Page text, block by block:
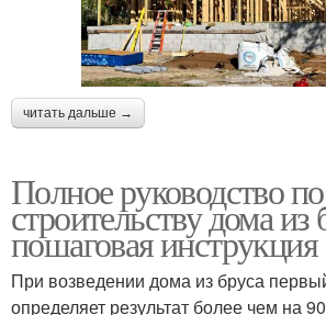
читать дальше →
Полное руководство по
строительству дома из
пошаговая инструкция
При возведении дома из бруса
определяет результат более чем на